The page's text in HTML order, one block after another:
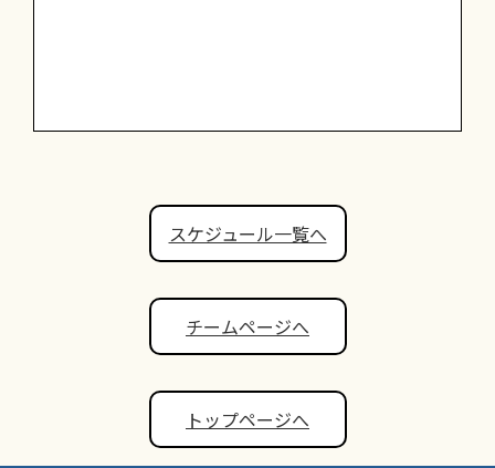
スケジュール一覧へ
チームページへ
トップページへ